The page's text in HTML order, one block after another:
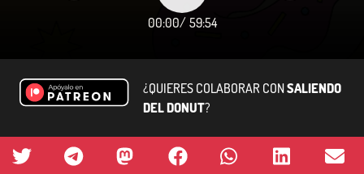
00:00/ 59:54
¿QUIERES COLABORAR CONSALIENDO
DEL DONUT?